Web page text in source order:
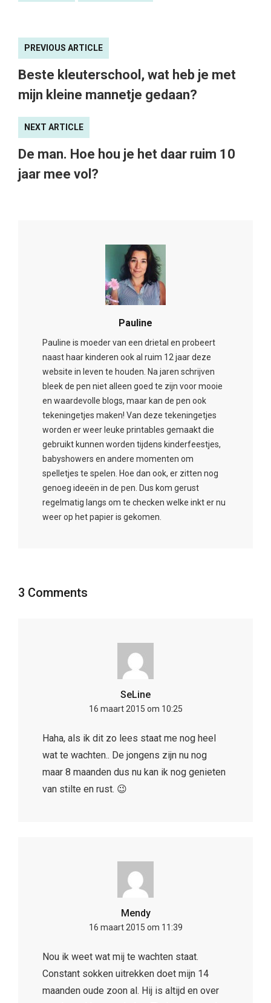
PREVIOUS ARTICLE
Beste kleuterschool, wat heb je met
mijn kleine mannetje gedaan?
NEXT ARTICLE
De man. Hoe hou je het daar ruim 10
jaar mee vol?
Pauline
Pauline is moeder van een drietal en probeert
naast haar kinderen ook al ruim 12 jaar deze
website in leven te houden. Na jaren schrijven
bleek de pen niet alleen goed te zijn voor mooie
en waardevolle blogs, maar kan de pen ook
tekeningetjes maken! Van deze tekeningetjes
worden er weer leuke printables gemaakt die
gebruikt kunnen worden tijdens kinderfeestjes,
babyshowers en andere momenten om
spelletjes te spelen. Hoe dan ook, er zitten nog
genoeg ideeën in de pen. Dus kom gerust
regelmatig langs om te checken welke inkt er nu
weer op het papier is gekomen.
3 Comments
SeLine
16 maart 2015 om 10:25
Haha, als ik dit zo lees staat me nog heel
wat te wachten.. De jongens zijn nu nog
maar 8 maanden dus nu kan ik nog genieten
van stilte en rust. 😉
Mendy
16 maart 2015 om 11:39
Nou ik weet wat mij te wachten staat.
Constant sokken uitrekken doet mijn 14
maanden oude zoon al. Hij is altijd en over